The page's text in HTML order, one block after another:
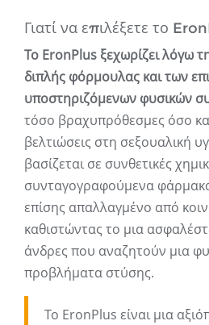
Γιατί να επιλέξετε το
Το EronPlus ξεχωρίζει λόγω
διπλής φόρμουλας και των
υποστηριζόμενων φυσικών
τόσο βραχυπρόθεσμες όσο
βελτιώσεις στη σεξουαλική
βασίζεται σε συνθετικές
συνταγογραφούμενα
επίσης απαλλαγμένο από
καθιστώντας το μια
άνδρες που αναζητούν μια
προβλήματα στύσης.
Το EronPlus είναι μια